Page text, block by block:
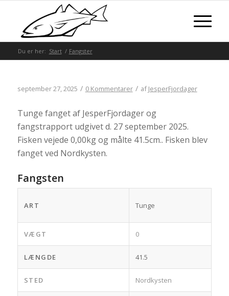
Du er her: Start / Fangster
september 27, 2025 / 0 Kommentarer / afJesperFjordager
Tunge fanget af JesperFjordager og
fangstrapport udgivet d. 27 september 2025.
Fisken vejede 0,00kg og målte 41.5cm.. Fisken blev
fanget ved Nordkysten.
Fangsten
ART Tunge
VÆGT 0
LÆNGDE 41.5
STED Nordkysten